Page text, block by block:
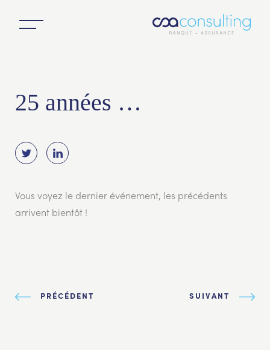
25 années …
Vous voyez le dernier événement, les précédents
arrivent bientôt !
PRÉCÉDENT SUIVANT